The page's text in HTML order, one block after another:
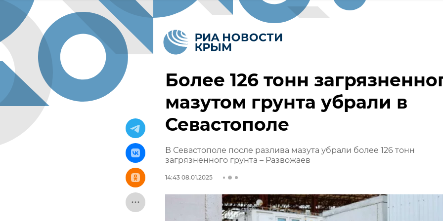
Более 126 тонн
мазутом грунта убрали в
Севастополе
В Севастополе после разлива мазута убрали более 126 тонн
загрязненного грунта – Развожаев
14:43 08.01.2025